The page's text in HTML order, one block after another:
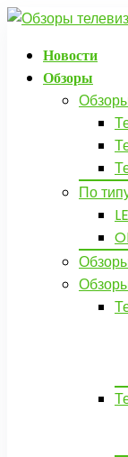
Новости
Обзоры
По